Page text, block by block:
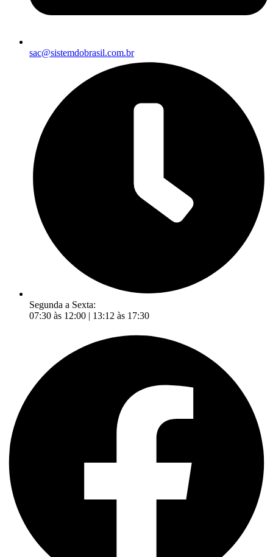
sac@sistemdobrasil.com.br
Segunda a Sexta:
07:30 às 12:00 | 13:12 às 17:30